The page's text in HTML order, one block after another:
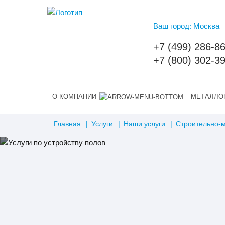
Ваш город: Москва
+7 (499) 286-
+7 (800) 302-
О КОМПАНИИ
Главная Услуги Наши услуги Строительно-